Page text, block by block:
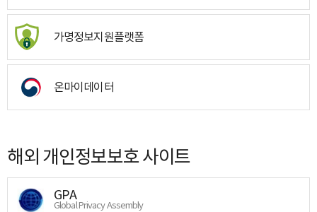
가명정보지원플랫폼
온마이데이터
해외 개인정보보호 사이트
GPA
Global Privacy Assembly